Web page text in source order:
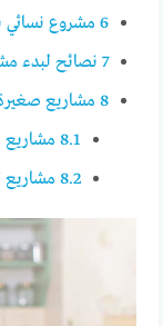
6 مشروع
7 نصائح لبدء
8 مشاريع
8.1 مشاريع
8.2 مشاريع